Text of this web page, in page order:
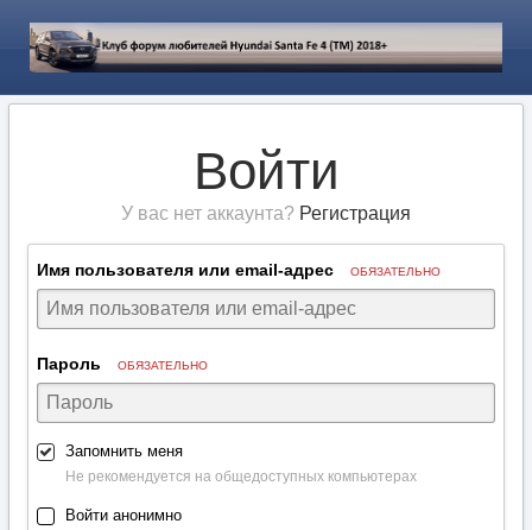
Войти
У вас нет аккаунта? Регистрация
Имя пользователя или email-адрес ОБЯЗАТЕЛЬНО
Пароль ОБЯЗАТЕЛЬНО
Запомнить меня
Не рекомендуется на общедоступных компьютерах
Войти анонимно